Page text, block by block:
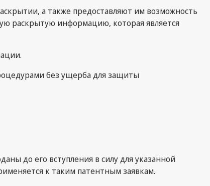
а также предоставляют им возможность
раскрытую информацию, которая является
без ущерба для защиты
до его вступления в силу для указанной
к таким патентным заявкам.